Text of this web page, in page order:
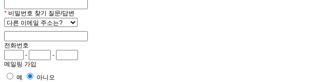
* 비밀번호 찾기 질문/답변
전화번호
-
-
메일링 가입
예
아니오